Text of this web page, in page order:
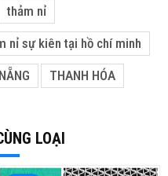
thảm nỉ
nỉ sự kiên tại hồ chí minh
THANH HÓA
LOẠI